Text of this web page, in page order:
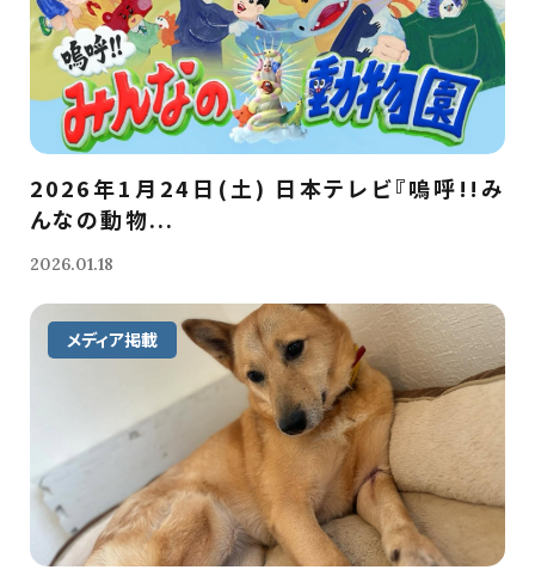
2026年1月24日(土) 日本テレビ『嗚呼!!み
んなの動物...
2026.01.18
メディア掲載